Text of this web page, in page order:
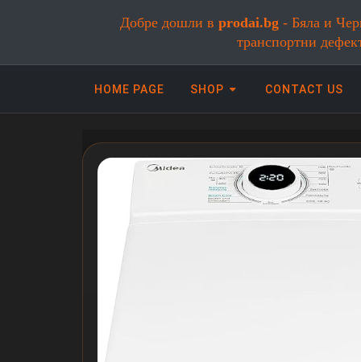
Добре дошли вprodai.bg - Бяла и
транспортни
HOME PAGE SHOP CONTACT US